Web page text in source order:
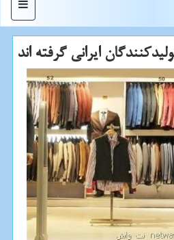
منو
ایرانی گرفته اند